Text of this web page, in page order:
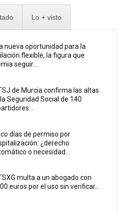
Lo + visto
nueva oportunidad para la
flexible, la figura que
seguir...
de Murcia confirma las altas
Seguridad Social de 140
días de permiso por
¿derecho
o necesidad...
multa a un abogado con
euros por el uso sin verificar...